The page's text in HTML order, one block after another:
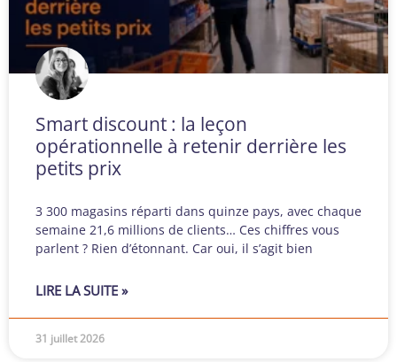
Smart discount : la leçon
opérationnelle à retenir derrière les
petits prix
3 300 magasins réparti dans quinze pays, avec chaque
semaine 21,6 millions de clients… Ces chiffres vous
parlent ? Rien d’étonnant. Car oui, il s’agit bien
LIRE LA SUITE »
31 juillet 2026